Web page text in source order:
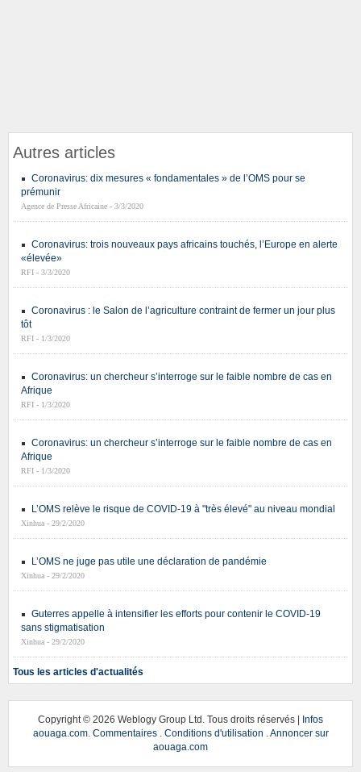
Autres articles
Coronavirus: dix mesures « fondamentales » de l’OMS pour se
prémunir
Agence de Presse Africaine - 3/3/2020
Coronavirus: trois nouveaux pays africains touchés, l’Europe en alerte
«élevée»
RFI - 3/3/2020
Coronavirus : le Salon de l’agriculture contraint de fermer un jour plus
tôt
RFI - 1/3/2020
Coronavirus: un chercheur s’interroge sur le faible nombre de cas en
Afrique
RFI - 1/3/2020
Coronavirus: un chercheur s’interroge sur le faible nombre de cas en
Afrique
RFI - 1/3/2020
L’OMS relève le risque de COVID-19 à "très élevé" au niveau mondial
Xinhua - 29/2/2020
L’OMS ne juge pas utile une déclaration de pandémie
Xinhua - 29/2/2020
Guterres appelle à intensifier les efforts pour contenir le COVID-19
sans stigmatisation
Xinhua - 29/2/2020
Tous les articles d'actualités
Copyright © 2026 Weblogy Group Ltd. Tous droits réservés |
Infos
aouaga.com. Commentaires. Conditions d'utilisation .Annoncer sur
aouaga.com